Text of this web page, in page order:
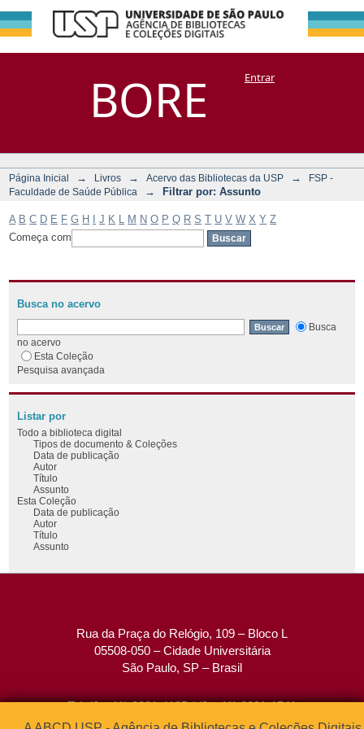
BORE
Filtrar por:
Assunto
DSpace/Manakin + CoriscoEntrar
Página Inicial → Livros → Acervo das Bibliotecas da USP →
FSP -
Faculdade de Saúde Pública
→ Filtrar por: Assunto
A B C D E F G H J K M N O P Q R S T U V W X Y Z
Começa com
Busca no acervo
Busca
no acervo
Esta Coleção
Pesquisa avançada
Listar por
Todo a biblioteca digital
Tipos de documento & Coleções
Data de publicação
Autor
Título
Assunto
Esta Coleção
Data de publicação
Autor
Título
Assunto
Rua da Praça do Relógio, 109 – Bloco L
05508-050 – Cidade Universitária
São Paulo, SP – Brasil
Tel: (0xx11) 3091-4195 / (0xx11) 3091-1541
Fax: (0xx11) 3091-1567